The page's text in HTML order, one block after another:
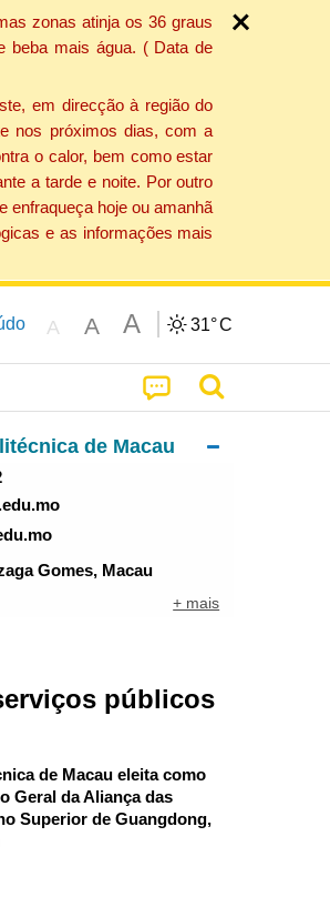
zonas atinja os 36 graus
beba mais água. ( Data de
em direcção à região do
nos próximos dias, com a
o calor, bem como estar
a tarde e noite. Por outro
enfraqueça hoje ou amanhã
e as informações mais
A A A 31°C
de Macau
Gomes, Macau
+ mais
públicos
de Macau eleita como
Geral da Aliança das
Superior de Guangdong,